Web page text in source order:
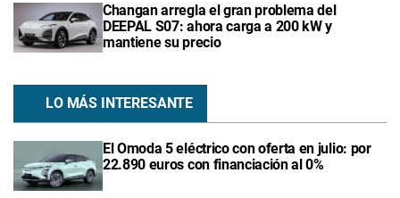
Changan arregla el gran problema del
DEEPAL S07: ahora carga a 200 kW y
mantiene su precio
LO MÁS INTERESANTE
El Omoda 5 eléctrico con oferta en julio: por
22.890 euros con financiación al 0%